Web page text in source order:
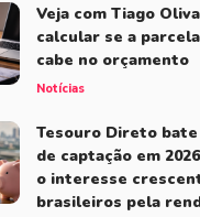
Veja com Tiago
calcular se a
cabe no orçamento
Notícias
Tesouro Direto
de captação em
o interesse
brasileiros pela